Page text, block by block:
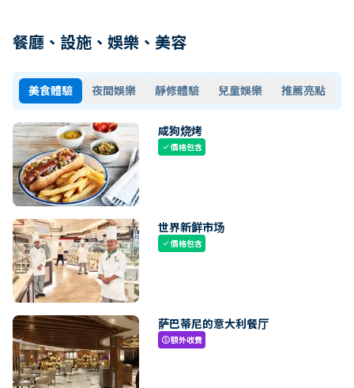
餐廳、設施、娛樂、美容
美食體驗 夜間娛樂 靜修體驗 兒童娛樂 推薦亮點
咸狗烧烤
check價格包含
世界新鲜市场
check價格包含
萨巴蒂尼的意大利餐厅
paid額外收費